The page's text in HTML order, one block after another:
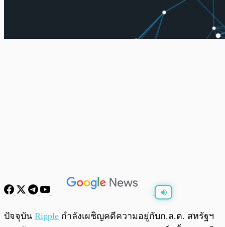
0:00
ปัจจุบัน Ripple กำลังเผชิญคดีความอยู่กับก.ล.ต. สหรัฐฯ